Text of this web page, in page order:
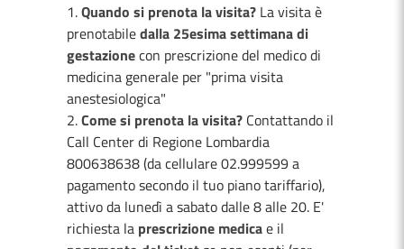
Quando si prenota la visita? La visita è
prenotabiledalla 25esima settimana di
gestazionecon prescrizione del medico di
medicina generale per "prima visita
anestesiologica"
Come si prenota la visita? Contattando il
Call Center di Regione Lombardia
800638638 (da cellulare 02.999599 a
pagamento secondo il tuo piano tariffario),
attivo da lunedì a sabato dalle 8 alle 20. E'
richiesta la prescrizione medicae il